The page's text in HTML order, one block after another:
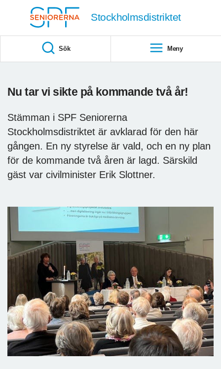
Stockholmsdistriktet
Sök Meny
Nu tar vi sikte på kommande två år!
Stämman i SPF Seniorerna
Stockholmsdistriktet är avklarad för den här
gången. En ny styrelse är vald, och en ny plan
för de kommande två åren är lagd. Särskild
gäst var civilminister Erik Slottner.